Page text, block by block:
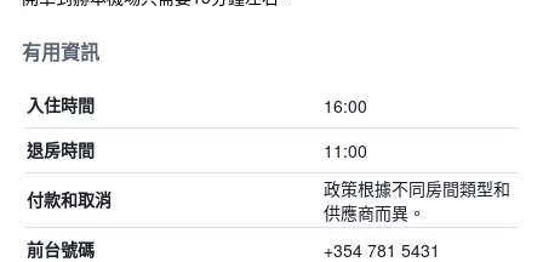
有用資訊
入住時間 16:00
退房時間 11:00
付款和取消
政策根據不同房間類型和
供應商而異。
前台號碼 +354 781 5431